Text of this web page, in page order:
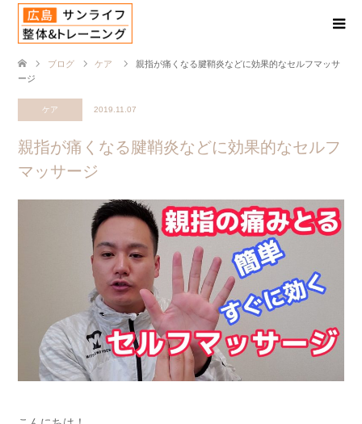
ブログ ケア
親指が痛くなる腱鞘炎などに効果的なセルフマッサ
ージ
ケア 2019.11.07
親指が痛くなる腱鞘炎などに効果的なセルフ
マッサージ